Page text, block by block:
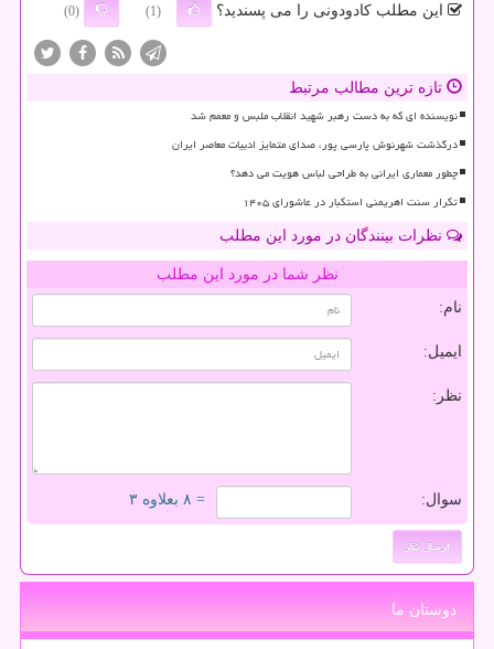
این مطلب کادودونی را می پسندید؟ (1)
(0)
تازه ترین مطالب مرتبط
نویسنده ای که به دست رهبر شهید انقلاب ملبس و معمم شد
درگذشت شهرنوش پارسی پور، صدای متمایز ادبیات معاصر ایران
چطور معماری ایرانی به طراحی لباس هویت می دهد؟
تکرار سنت اهریمنی استکبار در عاشورای ۱۴۰۵
نظرات بینندگان در مورد این مطلب
نظر شما در مورد این مطلب
نام:
ایمیل:
نظر:
سوال: = ۸ بعلاوه ۳
دوستان ما